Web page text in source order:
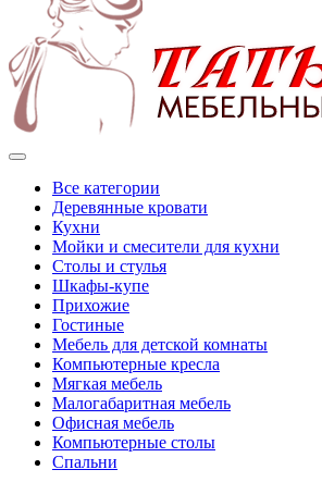
Все категории
Деревянные кровати
Кухни
Мойки и смесители для кухни
Столы и стулья
Шкафы-купе
Прихожие
Гостиные
Мебель для детской комнаты
Компьютерные кресла
Мягкая мебель
Малогабаритная мебель
Офисная мебель
Компьютерные столы
Спальни